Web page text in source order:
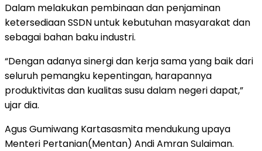
Dalam melakukan pembinaan dan penjaminan
ketersediaan SSDN untuk kebutuhan masyarakat dan
sebagai bahan baku industri.
“Dengan adanya sinergi dan kerja sama yang baik dari
seluruh pemangku kepentingan, harapannya
produktivitas dan kualitas susu dalam negeri dapat,”
ujar dia.
Agus Gumiwang Kartasasmita mendukung upaya
Menteri Pertanian(Mentan) Andi Amran Sulaiman.